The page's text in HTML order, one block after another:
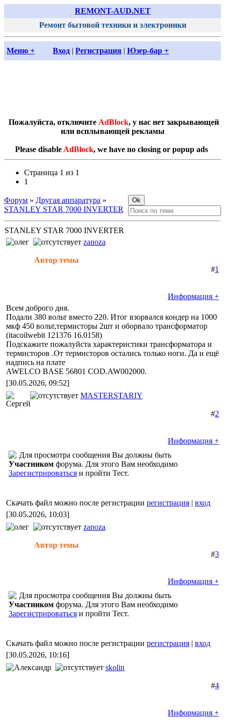
REMONT-AUD.NET
Ремонт бытовой техники и электроники
Меню + Вход | Регистрация | Юзер-бар +
Пожалуйста, отключите AdBlock, у нас нет закрывающей
или всплывающей рекламы
Please disable AdBlock, we have no closing or popup ads
Страница 1 из 1
1
Форум » Другая аппаратура »
STANLEY STAR 7000 INVERTER
STANLEY STAR 7000 INVERTER
zanoza
Автор темы
#1
Информация +
Всем доброго дня.
Подали 380 вольт вместо 220. Итог взорвался кондер на 1000
мкф 450 вольт,термисторы 2шт и оборвало трансформатор
(itacoilwebit 121376 16.0158)
Подскажите пожалуйста характеристики трансформатора и
термисторов .От термисторов остались только ноги. Да и ещё
надпись на плате
AWELCO BASE 56801 COD.AW002000.
[30.05.2026, 09:52]
MASTERSTARIY
#2
Информация +
Для просмотра сообщения Вы должны быть
Участником форума. Для этого Вам необходимо
Зарегистрироваться и пройти Тест.
Скачать файл можно после регистрации регистрация | вход
[30.05.2026, 10:03]
zanoza
Автор темы
#3
Информация +
Для просмотра сообщения Вы должны быть
Участником форума. Для этого Вам необходимо
Зарегистрироваться и пройти Тест.
Скачать файл можно после регистрации регистрация | вход
[30.05.2026, 10:16]
skolin
#4
Информация +